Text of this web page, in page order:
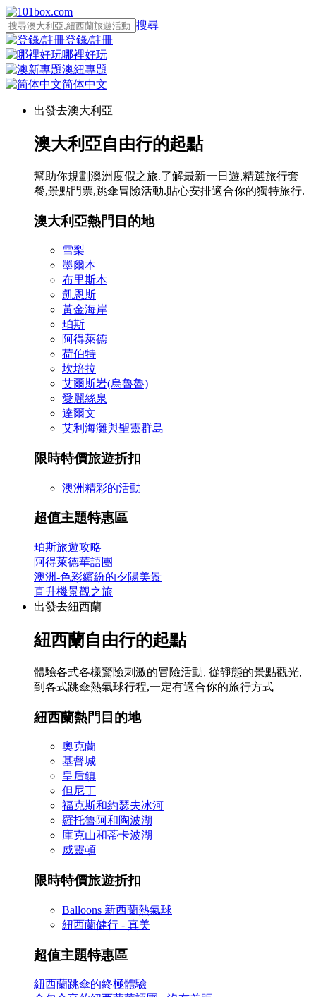
搜尋
登錄/註冊
哪裡好玩
澳紐專題
简体中文
出發去澳大利亞
澳大利亞自由行的起點
幫助你規劃澳洲度假之旅.了解最新一日遊,精選旅行套
餐,景點門票,跳傘冒險活動.貼心安排適合你的獨特旅行.
澳大利亞熱門目的地
雪梨
墨爾本
布里斯本
凱恩斯
黃金海岸
珀斯
阿得萊德
荷伯特
坎培拉
艾爾斯岩(烏魯魯)
愛麗絲泉
達爾文
艾利海灘與聖靈群島
限時特價旅遊折扣
澳洲精彩的活動
超值主題特惠區
珀斯旅遊攻略
阿得萊德華語團
澳洲-色彩繽紛的夕陽美景
直升機景觀之旅
出發去紐西蘭
紐西蘭自由行的起點
體驗各式各樣驚險刺激的冒險活動, 從靜態的景點觀光,
到各式跳傘熱氣球行程,一定有適合你的旅行方式
紐西蘭熱門目的地
奧克蘭
基督城
皇后鎮
但尼丁
福克斯和約瑟夫冰河
羅托魯阿和陶波湖
庫克山和蒂卡波湖
威靈頓
限時特價旅遊折扣
Balloons 新西蘭熱氣球
紐西蘭健行 - 真美
超值主題特惠區
紐西蘭跳傘的終極體驗